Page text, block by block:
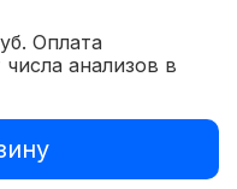
Оплата
анализов в